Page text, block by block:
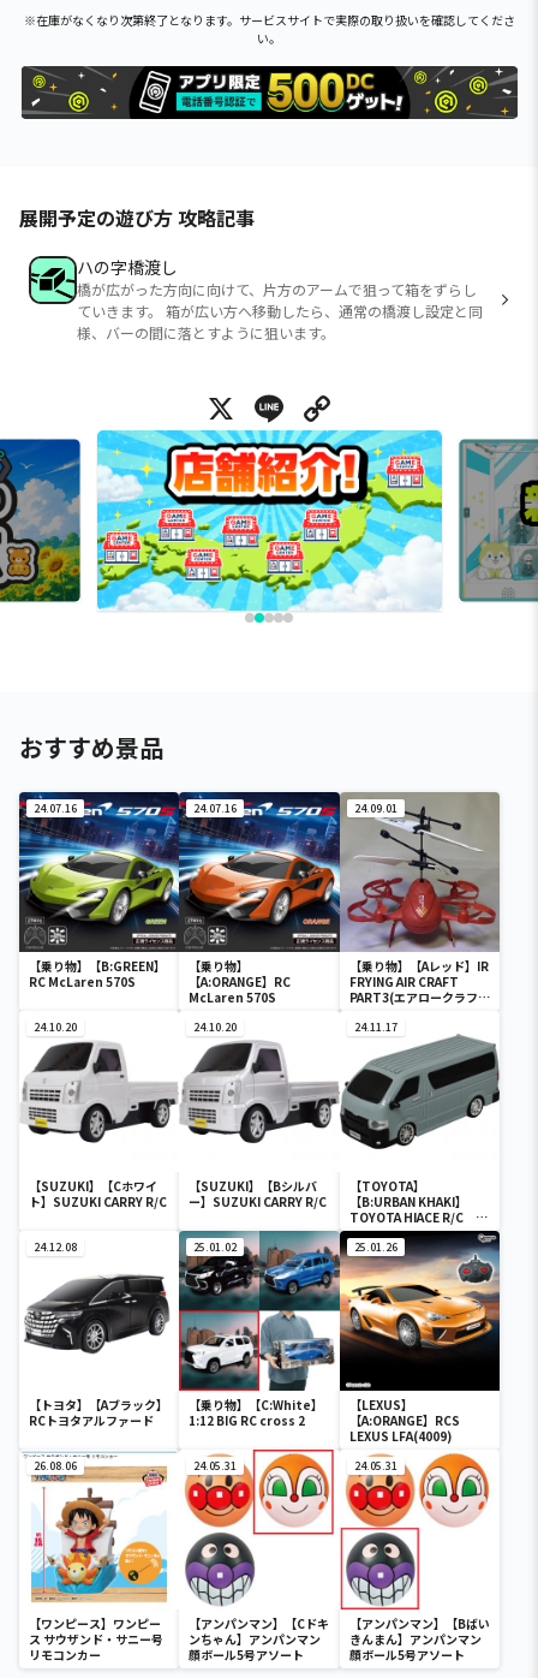
※在庫がなくなり次第終了となります。サービスサイトで実際の取り扱いを確認してくださ
い。
展開予定の遊び方 攻略記事
ハの字橋渡し
橋が広がった方向に向けて、片方のアームで狙って箱をずらし
ていきます。 箱が広い方へ移動したら、通常の橋渡し設定と同
様、バーの間に落とすように狙います。
X Line
おすすめ景品
24.07.16
【乗り物】【B:GREEN】
RC McLaren 570S
24.07.16
【乗り物】
【A:ORANGE】RC
McLaren 570S
24.09.01
【乗り物】【Aレッド】IR
FRYING AIR CRAFT
PART3(エアロークラフト
24.10.20
【SUZUKI】【Cホワイ
ト】SUZUKI CARRY R/C
24.10.20
【SUZUKI】【Bシルバ
ー】SUZUKI CARRY R/C
24.11.17
【TOYOTA】
【B:URBAN KHAKI】
TOYOTA HIACE R/C ア
ースカラーパッケージ
24.12.08
【トヨタ】【Aブラック】
RCトヨタアルファード
25.01.02
【乗り物】【C:White】
1:12 BIG RC cross 2
25.01.26
【LEXUS】
【A:ORANGE】RCS
LEXUS LFA(4009)
26.08.06
【ワンピース】ワンピー
ス サウザンド・サニー号
リモコンカー
24.05.31
【アンパンマン】【Cドキ
ンちゃん】アンパンマン
顔ボール5号アソート
24.05.31
【アンパンマン】【Bばい
きんまん】アンパンマン
顔ボール5号アソート